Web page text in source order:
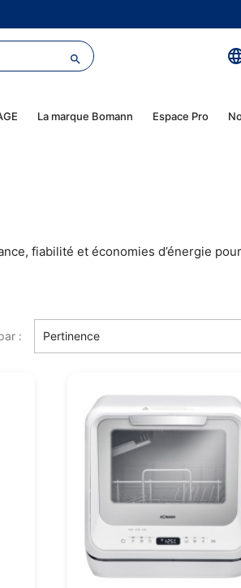

La marque Bomann Espace Pro
fiabilité et économies d’énergie pour
: Pertinence